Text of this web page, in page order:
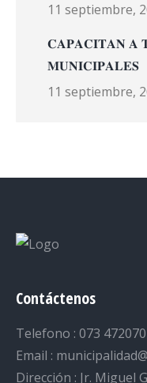
11 septiembre,
𝐂𝐀𝐏𝐀𝐂𝐈𝐓𝐀𝐍 𝐀
𝐌𝐔𝐍𝐈𝐂𝐈𝐏𝐀𝐋𝐄𝐒
11 septiembre,
Contáctenos
Telefono : 073 472070
Email :
Dirección : Jr. Miguel